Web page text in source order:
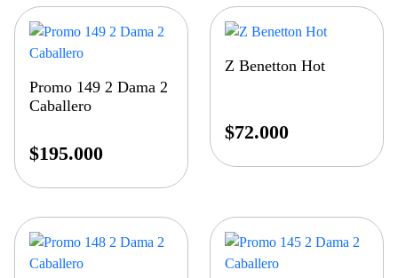
Promo 149 2 Dama 2
Caballero
$195.000
Z Benetton Hot
$72.000